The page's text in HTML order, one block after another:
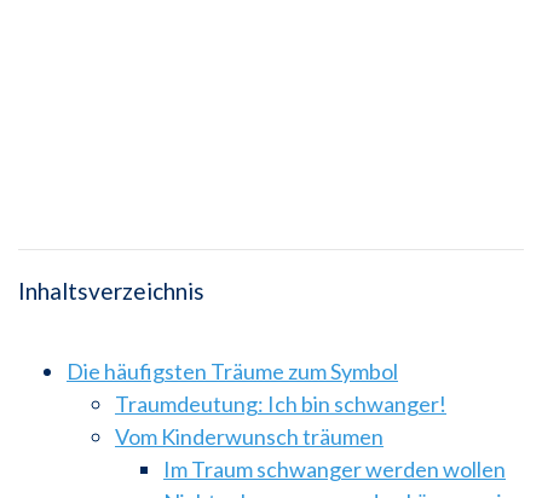
Inhaltsverzeichnis
Die häufigsten Träume zum Symbol
Traumdeutung: Ich bin schwanger!
Vom Kinderwunsch träumen
Im Traum schwanger werden wollen